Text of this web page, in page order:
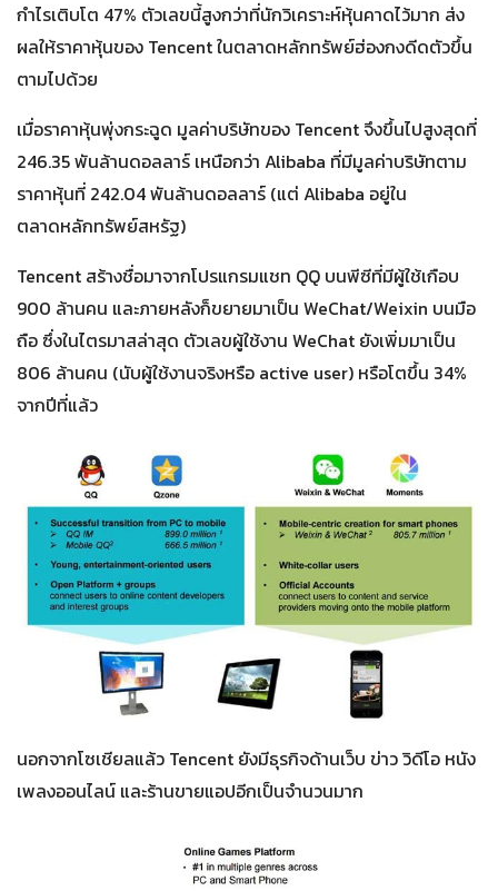
กำไรเติบโต 47% ตัวเลขนี้สูงกว่าที่นักวิเคราะห์หุ้นคาดไว้มาก ส่ง
ผลให้ราคาหุ้นของ Tencent ในตลาดหลักทรัพย์ฮ่องกงดีดตัวขึ้น
ตามไปด้วย
เมื่อราคาหุ้นพุ่งกระฉูด มูลค่าบริษัทของ Tencent จึงขึ้นไปสูงสุดที่
246.35 พันล้านดอลลาร์ เหนือกว่า Alibaba ที่มีมูลค่าบริษัทตาม
ราคาหุ้นที่ 242.04 พันล้านดอลลาร์ (แต่ Alibaba อยู่ใน
ตลาดหลักทรัพย์สหรัฐ)
Tencent สร้างชื่อมาจากโปรแกรมแชท QQ บนพีซีที่มีผู้ใช้เกือบ
900 ล้านคน และภายหลังก็ขยายมาเป็น WeChat/Weixin บนมือ
ถือ ซึ่งในไตรมาสล่าสุด ตัวเลขผู้ใช้งาน WeChat ยังเพิ่มมาเป็น
806 ล้านคน (นับผู้ใช้งานจริงหรือ active user) หรือโตขึ้น 34%
จากปีที่แล้ว
นอกจากโซเชียลแล้ว Tencent ยังมีธุรกิจด้านเว็บ ข่าว วิดีโอ หนัง
เพลงออนไลน์ และร้านขายแอปอีกเป็นจำนวนมาก